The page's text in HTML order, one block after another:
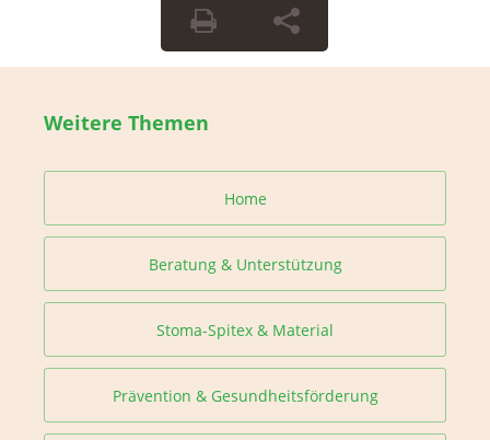
Weitere Themen
Home
Beratung & Unterstützung
Stoma-Spitex & Material
Prävention & Gesundheitsförderung